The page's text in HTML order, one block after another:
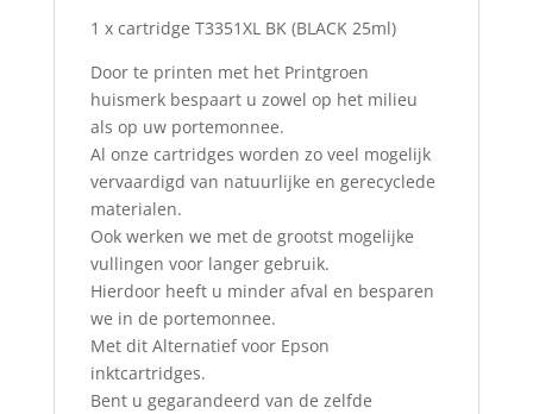
1 x cartridge T3351XL BK (BLACK 25ml)
Door te printen met het Printgroen
huismerk bespaart u zowel op het milieu
als op uw portemonnee.
Al onze cartridges worden zo veel mogelijk
vervaardigd van natuurlijke en gerecyclede
materialen.
Ook werken we met de grootst mogelijke
vullingen voor langer gebruik.
Hierdoor heeft u minder afval en besparen
we in de portemonnee.
Met dit Alternatief voor Epson
inktcartridges.
Bent u gegarandeerd van de zelfde